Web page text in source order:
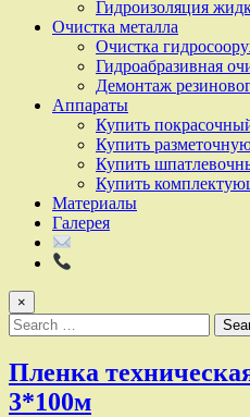
Гидроизоляция
Очистка металла
Очистка
Гидроабразивная
Демонтаж
Аппараты
Купить
Купить
Купить
Купить
Материалы
Галерея
×
Search
for:
Пленка
3*100м